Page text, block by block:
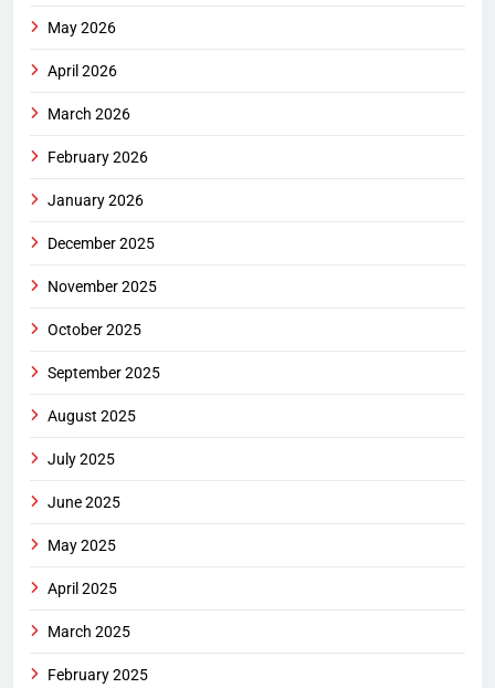
May 2026
April 2026
March 2026
February 2026
January 2026
December 2025
November 2025
October 2025
September 2025
August 2025
July 2025
June 2025
May 2025
April 2025
March 2025
February 2025